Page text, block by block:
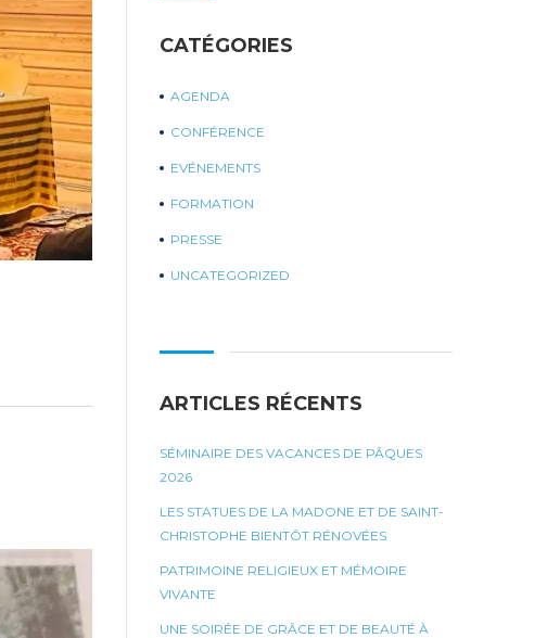
CATÉGORIES
AGENDA
CONFÉRENCE
EVÉNEMENTS
FORMATION
PRESSE
UNCATEGORIZED
ARTICLES RÉCENTS
SÉMINAIRE DES VACANCES DE PÂQUES
2026
LES STATUES DE LA MADONE ET DE SAINT-
CHRISTOPHE BIENTÔT RÉNOVÉES
PATRIMOINE RELIGIEUX ET MÉMOIRE
VIVANTE
UNE SOIRÉE DE GRÂCE ET DE BEAUTÉ À